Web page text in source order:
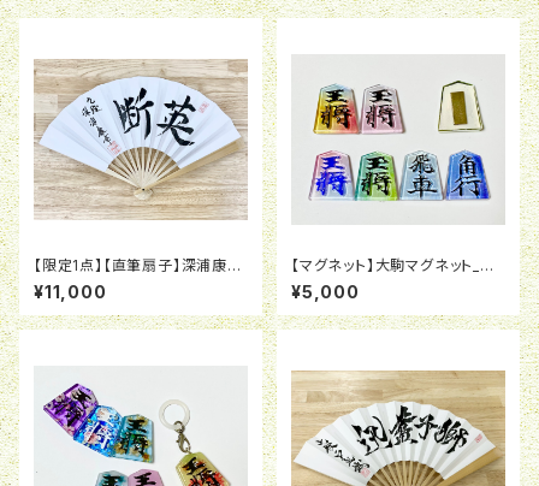
【限定1点】【直筆扇子】深浦康市
九段_英断
¥11,000
【マグネット】大駒マグネット_グ
ラデーション（10個セット）
¥5,000